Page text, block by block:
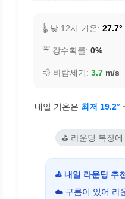
🌡️ 낮 12시 기온: 27.7°
☔ 강수확률: 0%
💨 바람세기: 3.7 m/s
내일 기온은 최저 19.2°
⛳ 라운딩 복장
⛳ 내일 라운딩 추천
☁️ 구름이 있어 라